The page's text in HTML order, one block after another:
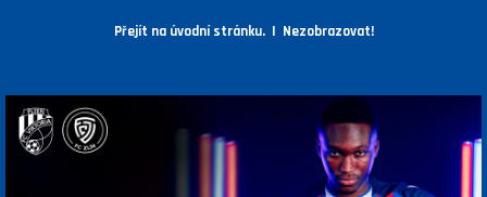
Přejít na úvodní stránku.| Nezobrazovat!